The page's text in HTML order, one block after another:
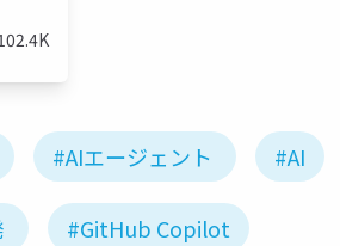
#AIエージェント #AI
#GitHub Copilot